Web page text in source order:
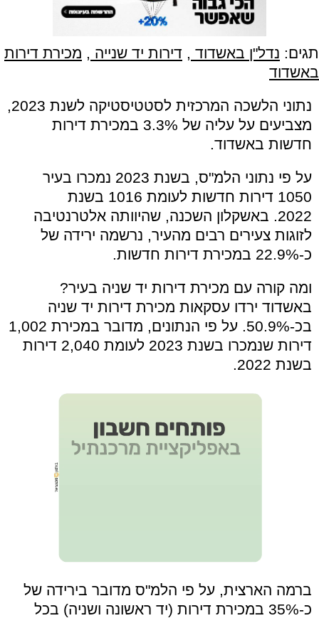
תגים: נדל"ן באשדוד , דירות יד שנייה , מכירת דירות
באשדוד
נתוני הלשכה המרכזית לסטטיסטיקה לשנת 2023,
מצביעים על עליה של 3.3% במכירת דירות
חדשות באשדוד.
על פי נתוני הלמ"ס, בשנת 2023 נמכרו בעיר
1050 דירות חדשות לעומת 1016 בשנת
2022. באשקלון השכנה, שהיוותה אלטרנטיבה
לזוגות צעירים רבים מהעיר, נרשמה ירידה של
כ-22.9% במכירת דירות חדשות.
ומה קורה עם מכירת דירות יד שניה בעיר?
באשדוד ירדו עסקאות מכירת דירות יד שניה
בכ-50.9%. על פי הנתונים, מדובר במכירת 1,002
דירות שנמכרו בשנת 2023 לעומת 2,040 דירות
בשנת 2022.
ברמה הארצית, על פי הלמ"ס מדובר בירידה של
כ-35% במכירת דירות (יד ראשונה ושניה) בכל